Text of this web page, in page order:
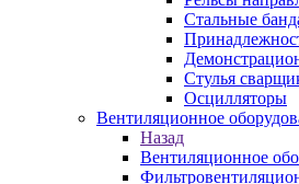
Стальные
Стулья
Осцилляторы
Вентиляционное
Назад
Вентиляционное